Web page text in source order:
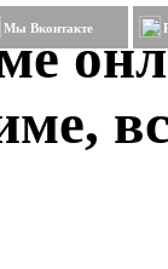
Мы Вконтакте